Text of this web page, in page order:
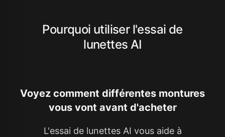
Pourquoi utiliser l'essai de
lunettes AI
Voyez comment différentes montures
vous vont avant d'acheter
L'essai de lunettes AI vous aide à